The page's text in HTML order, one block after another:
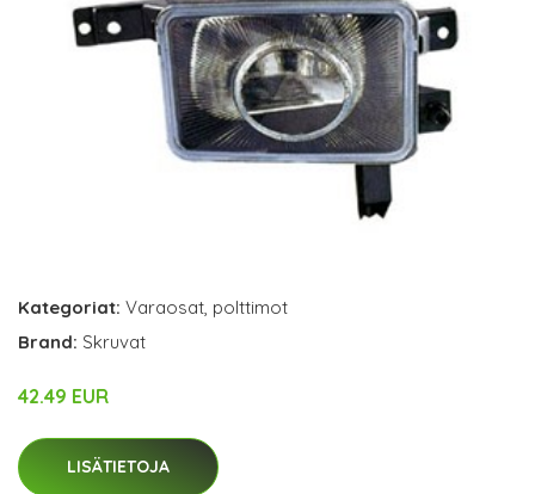
Kategoriat: Varaosat, polttimot
Brand: Skruvat
42.49 EUR
LISÄTIETOJA